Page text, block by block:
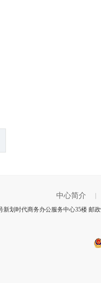
中心简介
划时代商务办公服务中心35楼 邮